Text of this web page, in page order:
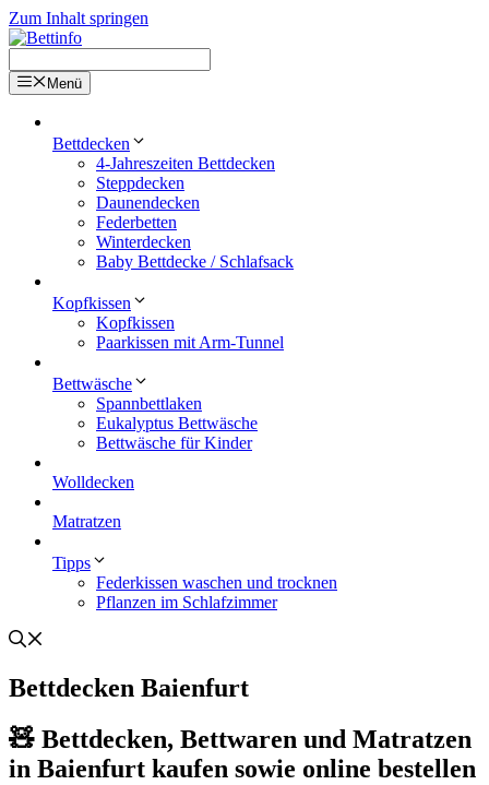
Zum Inhalt springen
Menü
Bettdecken
4-Jahreszeiten Bettdecken
Steppdecken
Daunendecken
Federbetten
Winterdecken
Baby Bettdecke / Schlafsack
Kopfkissen
Kopfkissen
Paarkissen mit Arm-Tunnel
Bettwäsche
Spannbettlaken
Eukalyptus Bettwäsche
Bettwäsche für Kinder
Wolldecken
Matratzen
Tipps
Federkissen waschen und trocknen
Pflanzen im Schlafzimmer
Bettdecken Baienfurt
🧸 Bettdecken, Bettwaren und Matratzen
in Baienfurt kaufen sowie online bestellen